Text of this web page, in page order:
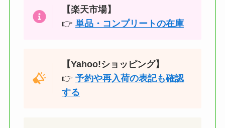
【楽天市場】
👉 単品・コンプリートの在庫
【Yahoo!ショッピング】
👉 予約や再入荷の表記も確認
する